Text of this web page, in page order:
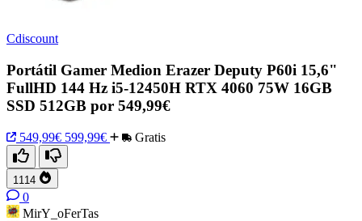
Cdiscount
Portátil Gamer Medion Erazer Deputy P60i 15,6"
FullHD 144 Hz i5-12450H RTX 4060 75W 16GB
SSD 512GB por 549,99€
549,99€ 599,99€ Gratis
1114
0
MirY_oFerTas